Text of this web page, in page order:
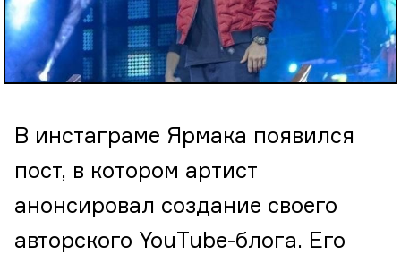
В инстаграме Ярмака появился
пост, в котором артист
анонсировал создание своего
авторского YouTube-блога. Его